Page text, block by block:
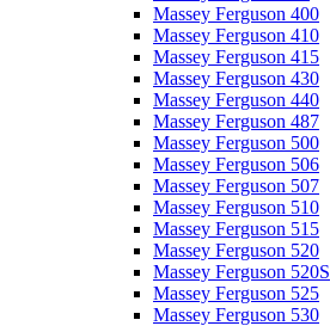
Massey Ferguson 400
Massey Ferguson 410
Massey Ferguson 415
Massey Ferguson 430
Massey Ferguson 440
Massey Ferguson 487
Massey Ferguson 500
Massey Ferguson 506
Massey Ferguson 507
Massey Ferguson 510
Massey Ferguson 515
Massey Ferguson 520
Massey Ferguson 520S
Massey Ferguson 525
Massey Ferguson 530